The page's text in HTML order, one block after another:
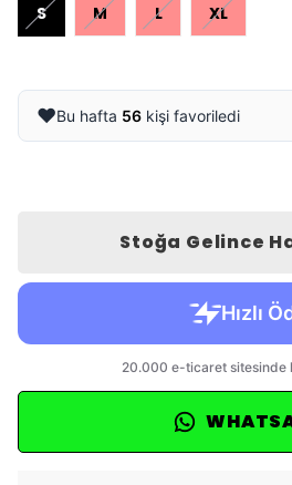
S M L XL
❤️Bu hafta 56 kişi favoriledi
Stoğa Gelince